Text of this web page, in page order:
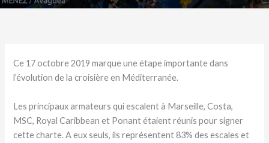
Ce 17 octobre 2019 marque une étape importante dans
l’évolution de la croisière en Méditerranée.
Les principaux armateurs qui escalent à Marseille, Costa,
MSC, Royal Caribbean et Ponant étaient réunis pour signer
cette charte. A eux seuls, ils représentent 83% des escales et